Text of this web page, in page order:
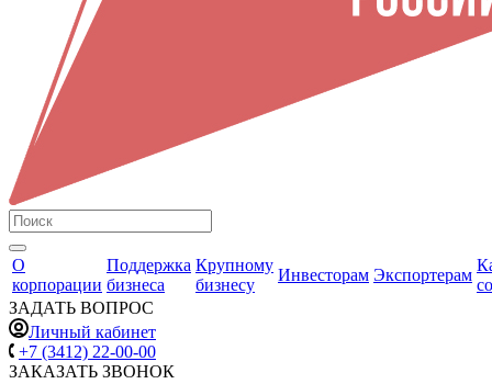
О
корпорации
Поддержка
бизнеса
Крупному
бизнесу
Инвесторам Экспортерам
ЗАДАТЬ ВОПРОС
Личный кабинет
+7 (3412) 22-00-00
ЗАКАЗАТЬ ЗВОНОК